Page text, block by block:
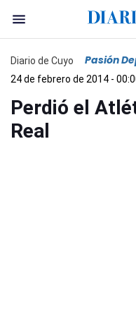
Diario de Cuyo Pasión
24 de febrero de 2014 -
Perdió el
Real